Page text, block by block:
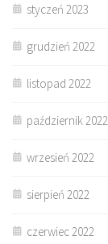
styczeń 2023
grudzień 2022
listopad 2022
październik 2022
wrzesień 2022
sierpień 2022
czerwiec 2022